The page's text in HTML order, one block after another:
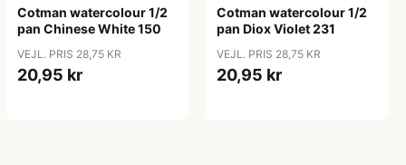
Cotman watercolour 1/2
pan Chinese White 150
VEJL. PRIS 28,75 KR
20,95 kr
Cotman watercolour 1/2
pan Diox Violet 231
VEJL. PRIS 28,75 KR
20,95 kr